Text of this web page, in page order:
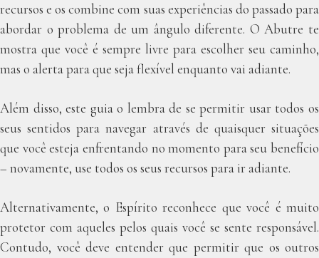
recursos e os combine com suas experiências do passado para
abordar o problema de um ângulo diferente. O Abutre te
mostra que você é sempre livre para escolher seu caminho,
mas o alerta para que seja flexível enquanto vai adiante.
Além disso, este guia o lembra de se permitir usar todos os
seus sentidos para navegar através de quaisquer situações
que você esteja enfrentando no momento para seu benefício
– novamente, use todos os seus recursos para ir adiante.
Alternativamente, o Espírito reconhece que você é muito
protetor com aqueles pelos quais você se sente responsável.
Contudo, você deve entender que permitir que os outros